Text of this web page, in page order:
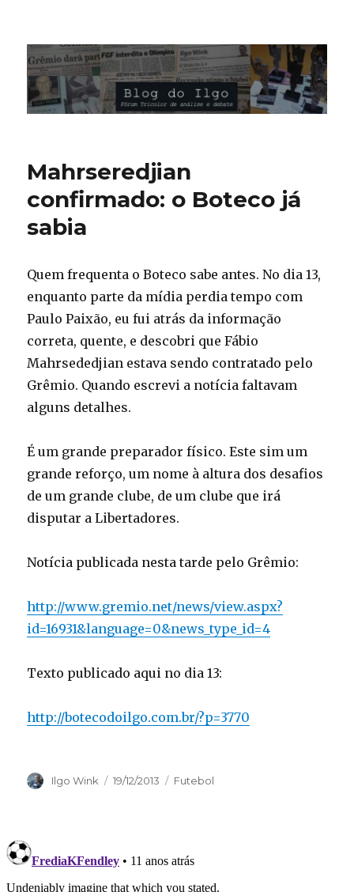
Blog do Ilgo Wink
Mahrseredjian
confirmado: o Boteco já
sabia
Quem frequenta o Boteco sabe antes. No dia 13,
enquanto parte da mídia perdia tempo com
Paulo Paixão, eu fui atrás da informação
correta, quente, e descobri que Fábio
Mahrsededjian estava sendo contratado pelo
Grêmio. Quando escrevi a notícia faltavam
alguns detalhes.
É um grande preparador físico. Este sim um
grande reforço, um nome à altura dos desafios
de um grande clube, de um clube que irá
disputar a Libertadores.
Notícia publicada nesta tarde pelo Grêmio:
http://www.gremio.net/news/view.aspx?
id=16931&language=0&news_type_id=4
Texto publicado aqui no dia 13:
http://botecodoilgo.com.br/?p=3770
Autor
Ilgo Wink
Publicado
19/12/2013 Categorias
Futebol